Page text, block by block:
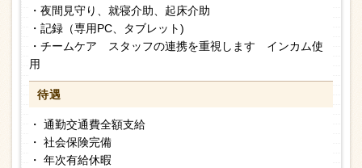
・夜間見守り、就寝介助、起床介助
・記録（専用PC、タブレット)
・チームケア スタッフの連携を重視します インカム使
用
待遇
・ 通勤交通費全額支給
・ 社会保険完備
・ 年次有給休暇